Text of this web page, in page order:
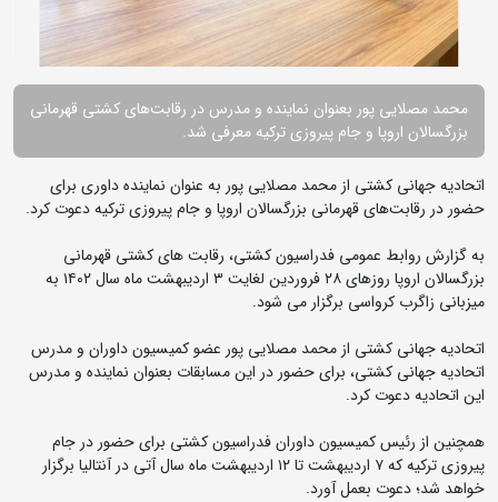
محمد مصلایی پور بعنوان نماینده و مدرس در رقابت‌های کشتی قهرمانی
بزرگسالان اروپا و جام پیروزی ترکیه معرفی شد.
اتحادیه جهانی کشتی از محمد مصلایی پور به عنوان نماینده داوری برای
حضور در رقابت‌های قهرمانی بزرگسالان اروپا و جام پیروزی ترکیه دعوت کرد.
به گزارش روابط عمومی فدراسیون کشتی، رقابت های کشتی قهرمانی
بزرگسالان اروپا روزهای ۲۸ فروردین لغایت ۳ اردیبهشت ماه سال ۱۴۰۲ به
میزبانی زاگرب کرواسی برگزار می شود.
اتحادیه جهانی کشتی از محمد مصلایی پور عضو کمیسیون داوران و مدرس
اتحادیه جهانی کشتی، برای حضور در این مسابقات بعنوان نماینده و مدرس
این اتحادیه دعوت کرد.
همچنین از رئیس کمیسیون داوران فدراسیون کشتی برای حضور در جام
پیروزی ترکیه که ۷ اردیبهشت تا ۱۲ اردیبهشت ماه سال آتی در آنتالیا برگزار
خواهد شد؛ دعوت بعمل آورد.